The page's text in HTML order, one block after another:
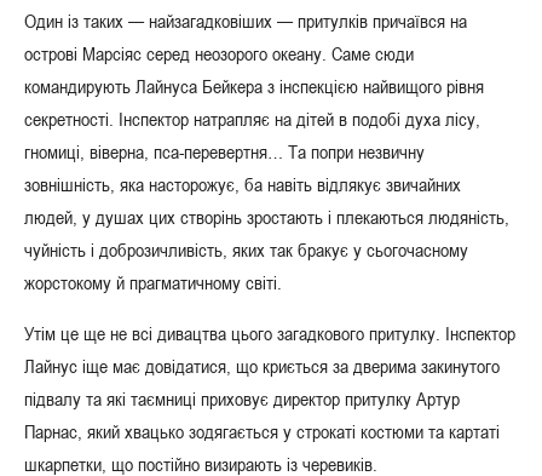
Один із таких — найзагадковіших — притулків причаївся на
острові Марсіяс серед неозорого океану. Саме сюди
командирують Лайнуса Бейкера з інспекцією найвищого рівня
секретності. Інспектор натрапляє на дітей в подобі духа лісу,
гномиці, віверна, пса-перевертня… Та попри незвичну
зовнішність, яка насторожує, ба навіть відлякує звичайних
людей, у душах цих створінь зростають і плекаються людяність,
чуйність і доброзичливість, яких так бракує у сьогочасному
жорстокому й прагматичному світі.
Утім це ще не всі дивацтва цього загадкового притулку. Інспектор
Лайнус іще має довідатися, що криється за дверима закинутого
підвалу та які таємниці приховує директор притулку Артур
Парнас, який хвацько зодягається у строкаті костюми та картаті
шкарпетки, що постійно визирають із черевиків.